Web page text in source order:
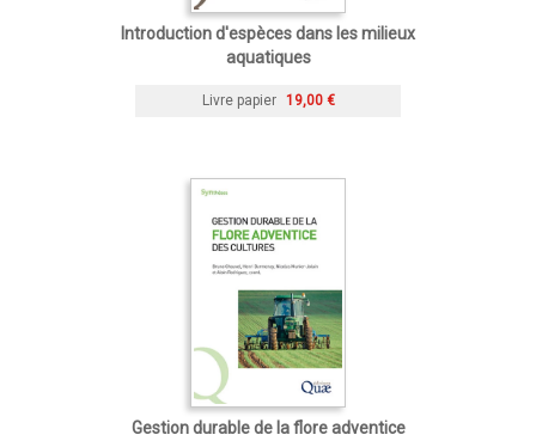
Introduction d'espèces dans les milieux
aquatiques
Livre papier 19,00 €
Gestion durable de la flore adventice